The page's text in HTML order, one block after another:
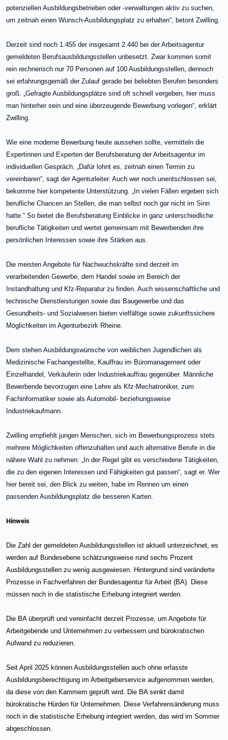
potenziellen Ausbildungsbetrieben oder -verwaltungen aktiv zu suchen,
um zeitnah einen Wunsch-Ausbildungsplatz zu erhalten“, betont Zwilling.
Derzeit sind noch 1.455 der insgesamt 2.440 bei der Arbeitsagentur
gemeldeten Berufsausbildungsstellen unbesetzt. Zwar kommen somit
rein rechnerisch nur 70 Personen auf 100 Ausbildungsstellen, dennoch
sei erfahrungsgemäß der Zulauf gerade bei beliebten Berufen besonders
groß. „Gefragte Ausbildungsplätze sind oft schnell vergeben, hier muss
man hinterher sein und eine überzeugende Bewerbung vorlegen“, erklärt
Zwilling.
Wie eine moderne Bewerbung heute aussehen sollte, vermitteln die
Expertinnen und Experten der Berufsberatung der Arbeitsagentur im
individuellen Gespräch. „Dafür lohnt es, zeitnah einen Termin zu
vereinbaren“, sagt der Agenturleiter. Auch wer noch unentschlossen sei,
bekomme hier kompetente Unterstützung. „In vielen Fällen ergeben sich
berufliche Chancen an Stellen, die man selbst noch gar nicht im Sinn
hatte.“ So bietet die Berufsberatung Einblicke in ganz unterschiedliche
berufliche Tätigkeiten und wertet gemeinsam mit Bewerbenden ihre
persönlichen Interessen sowie ihre Stärken aus.
Die meisten Angebote für Nachwuchskräfte sind derzeit im
verarbeitenden Gewerbe, dem Handel sowie im Bereich der
Instandhaltung und Kfz-Reparatur zu finden. Auch wissenschaftliche und
technische Dienstleistungen sowie das Baugewerbe und das
Gesundheits- und Sozialwesen bieten vielfältige sowie zukunftssichere
Möglichkeiten im Agenturbezirk Rheine.
Dem stehen Ausbildungswünsche von weiblichen Jugendlichen als
Medizinische Fachangestellte, Kauffrau im Büromanagement oder
Einzelhandel, Verkäuferin oder Industriekauffrau gegenüber. Männliche
Bewerbende bevorzugen eine Lehre als Kfz-Mechatroniker, zum
Fachinformatiker sowie als Automobil- beziehungsweise
Industriekaufmann.
Zwilling empfiehlt jungen Menschen, sich im Bewerbungsprozess stets
mehrere Möglichkeiten offenzuhalten und auch alternative Berufe in die
nähere Wahl zu nehmen: „In der Regel gibt es verschiedene Tätigkeiten,
die zu den eigenen Interessen und Fähigkeiten gut passen“, sagt er. Wer
hier bereit sei, den Blick zu weiten, habe im Rennen um einen
passenden Ausbildungsplatz die besseren Karten.
Hinweis
Die Zahl der gemeldeten Ausbildungsstellen ist aktuell unterzeichnet, es
werden auf Bundesebene schätzungsweise rund sechs Prozent
Ausbildungsstellen zu wenig ausgewiesen. Hintergrund sind veränderte
Prozesse in Fachverfahren der Bundesagentur für Arbeit (BA). Diese
müssen noch in die statistische Erhebung integriert werden.
Die BA überprüft und vereinfacht derzeit Prozesse, um Angebote für
Arbeitgebende und Unternehmen zu verbessern und bürokratischen
Aufwand zu reduzieren.
Seit April 2025 können Ausbildungsstellen auch ohne erfasste
Ausbildungsberechtigung im Arbeitgeberservice aufgenommen werden,
da diese von den Kammern geprüft wird. Die BA senkt damit
bürokratische Hürden für Unternehmen. Diese Verfahrensänderung muss
noch in die statistische Erhebung integriert werden, das wird im Sommer
abgeschlossen.